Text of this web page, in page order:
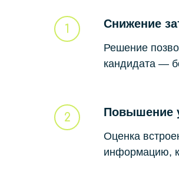
Снижение
Решение
кандидата —
Повышение
Оценка
информацию,